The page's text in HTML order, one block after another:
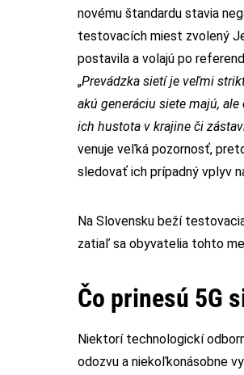
novému štandardu stavia
testovacích miest zvolený
postavila a volajú po
„Prevádzka sietí je veľmi
akú generáciu siete majú,
ich hustota v krajine či
venuje veľká pozornosť,
sledovať ich prípadný vplyv
Na Slovensku beží
zatiaľ sa obyvatelia tohto
Čo prinesú 5G
Niektorí technologickí
odozvu a niekoľkonásobne